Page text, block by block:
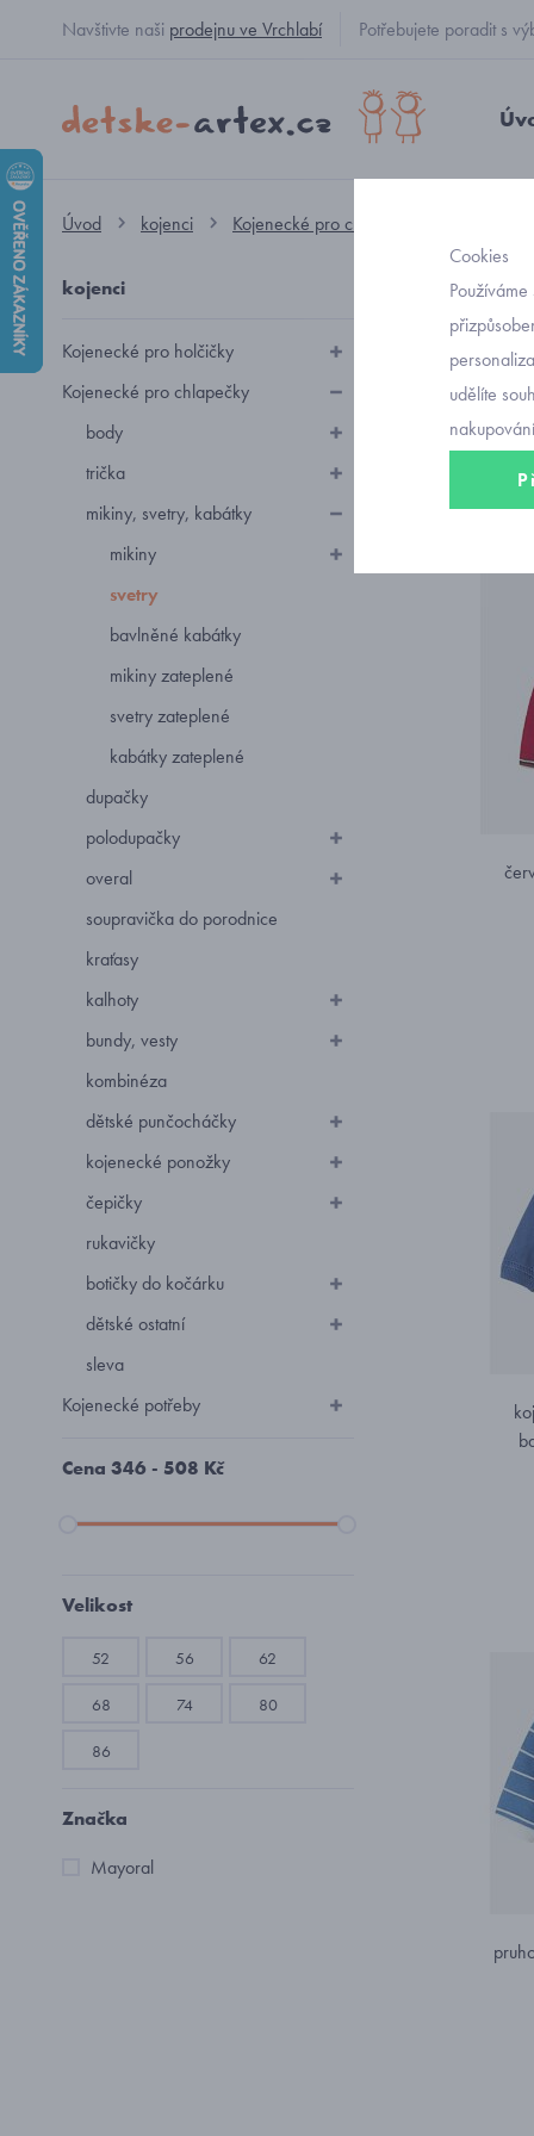
Navštivte naši prodejnu ve Vrchlabí Potřebujete poradit s
Úvod kojenci Kojenecké pro chlapečky
Kojenecké
kojenci
Kojenecké pro holčičky
Kojenecké pro chlapečky
body
trička
mikiny, svetry, kabátky
mikiny
svetry
bavlněné kabátky
mikiny zateplené
svetry zateplené
kabátky zateplené
dupačky
polodupačky
overal
soupravička do porodnice
kraťasy
kalhoty
bundy, vesty
kombinéza
dětské punčocháčky
kojenecké ponožky
čepičky
rukavičky
botičky do kočárku
dětské ostatní
sleva
Kojenecké potřeby
Cena 346 - 508 Kč
Velikost
52 56 62
68 74 80
86
Značka
Mayoral
Seřadit
Cookies
udělíte